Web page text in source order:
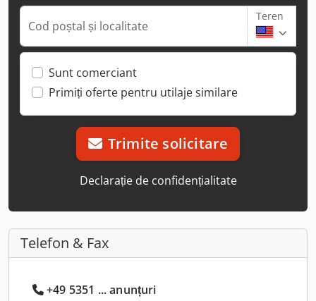
Cod poștal și localitate
Teren
Sunt comerciant
Primiți oferte pentru utilaje similare
Trimite solicitare
Declarație de confidențialitate
Telefon & Fax
+49 5351 ... anunțuri